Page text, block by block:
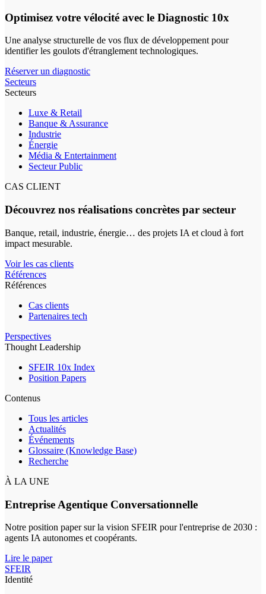
Optimisez votre vélocité avec le Diagnostic 10x
Une analyse structurelle de vos flux de développement pour
identifier les goulots d'étranglement technologiques.
Réserver un diagnostic
Secteurs
Secteurs
Luxe & Retail
Banque & Assurance
Industrie
Énergie
Média & Entertainment
Secteur Public
CAS CLIENT
Découvrez nos réalisations concrètes par secteur
Banque, retail, industrie, énergie… des projets IA et cloud à fort
impact mesurable.
Voir les cas clients
Références
Références
Cas clients
Partenaires tech
Perspectives
Thought Leadership
SFEIR 10x Index
Position Papers
Contenus
Tous les articles
Actualités
Événements
Glossaire (Knowledge Base)
Recherche
À LA UNE
Entreprise Agentique Conversationnelle
Notre position paper sur la vision SFEIR pour l'entreprise de 2030 :
agents IA autonomes et coopérants.
Lire le paper
SFEIR
Identité